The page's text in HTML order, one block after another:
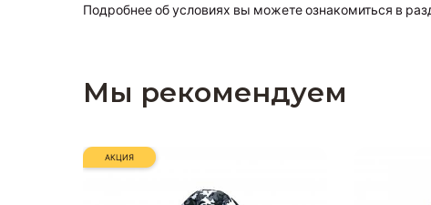
Подробнее об условиях вы можете ознакомиться в
Мы рекомендуем
АКЦИЯ